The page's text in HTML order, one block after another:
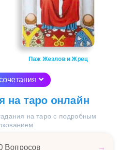
Паж Жезлов и Жрец
на таро онлайн
на таро с подробным
Вопросов
→